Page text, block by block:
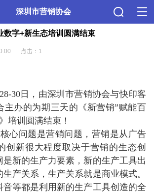
深圳市营销协会
数字+新生态培训圆满结束
点击：1
30日，由深圳市营销协会与快印客
主办的为期三天的《新营销”赋能百
培训圆满结束！
心问题是营销问题，营销是从广告
创新很大程度取决于营销的生态创
是新的生产力要素，新的生产工具出
产关系，生产关系就是商业模式。
音等都是利用新的生产工具创造的全